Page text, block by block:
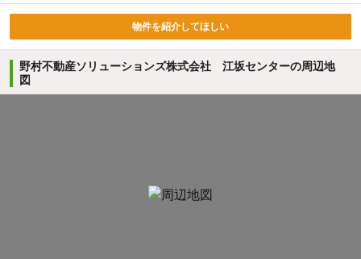
物件を紹介してほしい
野村不動産ソリューションズ株式会社 江坂センターの周辺地
図